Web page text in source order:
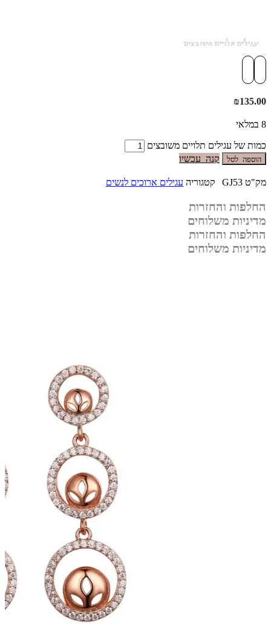
₪135.00
8 במלאי
כמות של עגילים תלויים משובצים
הוספה לסל קנה עכשיו
מק"ט GJ53 קטגוריה עגילים ארוכים לנשים
החלפות והחזרות
מדיניות משלוחים
החלפות והחזרות
מדיניות משלוחים